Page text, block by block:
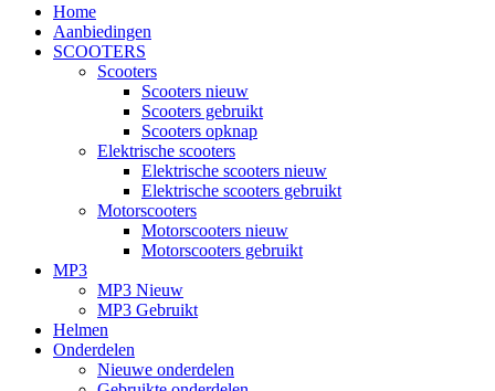
Home
Aanbiedingen
SCOOTERS
Scooters
Scooters nieuw
Scooters gebruikt
Scooters opknap
Elektrische scooters
Elektrische scooters nieuw
Elektrische scooters gebruikt
Motorscooters
Motorscooters nieuw
Motorscooters gebruikt
MP3
MP3 Nieuw
MP3 Gebruikt
Helmen
Onderdelen
Nieuwe onderdelen